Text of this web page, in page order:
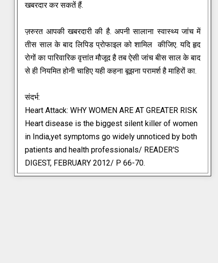
खबरदार कर सकतें हैं.
ज़रुरत आपकी खबरदारी की है. अपनी सालाना स्वास्थ्य जांच में
तीस साल के बाद लिपिड प्रोफाइल को शामिल कीजिए.यदि हृद
रोगों का पारिवारिक वृत्तांत मौजूद है तब ऐसी जांच बीस साल के बाद
से ही नियमित होनी चाहिए यही कहना बूझना परामर्श है माहिरों का.
संदर्भ:
Heart Attack:WHY WOMEN ARE AT GREATER RISK
Heart disease is the biggest silent killer of women
in India,yet symptoms go widely unnoticed by both
patients and health professionals/ READER'S
DIGEST, FEBRUARY 2012/ P 66-70.